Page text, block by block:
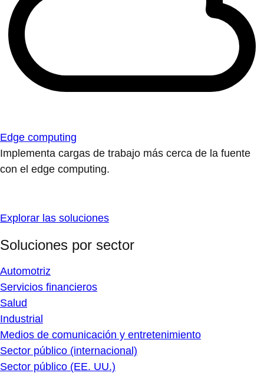
Edge computing
Implementa cargas de trabajo más cerca de la fuente
con el edge computing.
Explorar las soluciones
Soluciones por sector
Automotriz
Servicios financieros
Salud
Industrial
Medios de comunicación y entretenimiento
Sector público (internacional)
Sector público (EE. UU.)